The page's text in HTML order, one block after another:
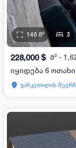
140 მ² 3
228,000 $ მ² -
იყიდება 6
ვარკეთილის